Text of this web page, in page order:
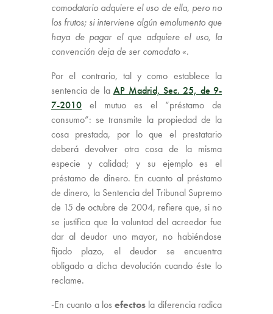
comodatario adquiere el uso de ella, pero no
los frutos; si interviene algún emolumento que
haya de pagar el que adquiere el uso, la
convención deja de ser comodato«.
Por el contrario, tal y como establece la
sentencia de laAP Madrid, Sec. 25, de 9-
7-2010 el mutuo es el “préstamo de
consumo”: se transmite la propiedad de la
cosa prestada, por lo que el prestatario
deberá devolver otra cosa de la misma
especie y calidad; y su ejemplo es el
préstamo de dinero. En cuanto al préstamo
de dinero, la Sentencia del Tribunal Supremo
de 15 de octubre de 2004, refiere que, si no
se justifica que la voluntad del acreedor fue
dar al deudor uno mayor, no habiéndose
fijado plazo, el deudor se encuentra
obligado a dicha devolución cuando éste lo
reclame.
-En cuanto a losefectos la diferencia radica